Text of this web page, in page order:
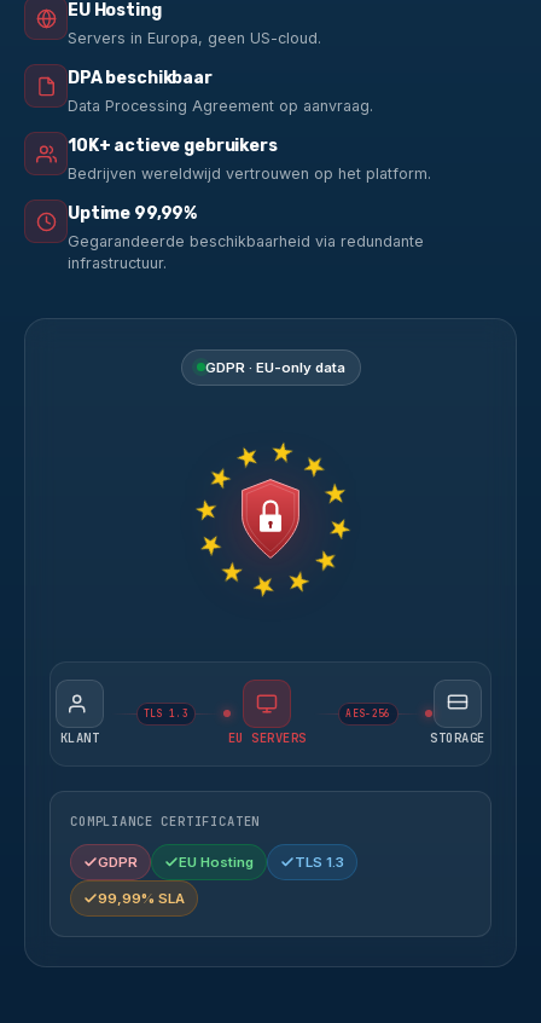
EU Hosting
Servers in Europa, geen US-cloud.
DPA beschikbaar
Data Processing Agreement op aanvraag.
10K+ actieve gebruikers
Bedrijven wereldwijd vertrouwen op het platform.
Uptime 99,99%
Gegarandeerde beschikbaarheid via redundante
infrastructuur.
GDPR · EU-only data
KLANT
TLS 1.3
EU SERVERS
AES-256
STORAGE
COMPLIANCE CERTIFICATEN
GDPR EU Hosting TLS 1.3
99,99% SLA